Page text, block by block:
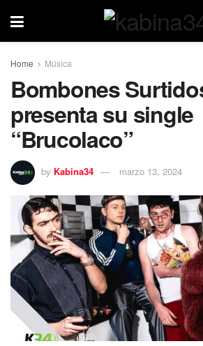
Home Música
Bombones
presenta su single
“Brucolaco”
by Kabina34 marzo 13, 2024